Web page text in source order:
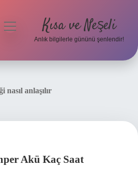
menüyü
Kısa ve Neşeli
Anlık bilgilerle gününü şenlendir!
anlaşılır
Akü Kaç Saat